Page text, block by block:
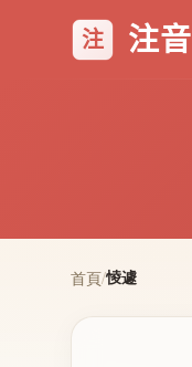
注 注音
首頁/㥄遽